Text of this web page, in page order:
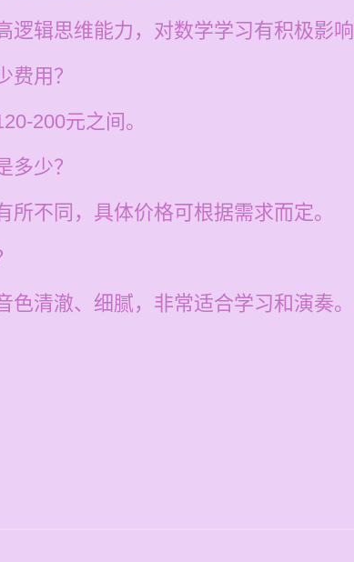
逻辑思维能力，对数学学习有积极影
用？
200元之间。
少？
不同，具体价格可根据需求而定。
清澈、细腻，非常适合学习和演奏。